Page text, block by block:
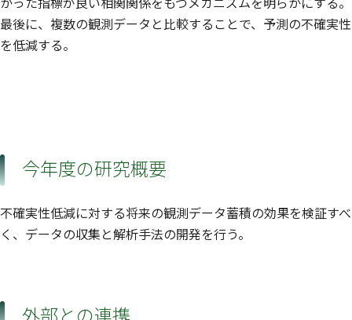
最後に、複数の観測データと比較することで、予測の不確実性
を低減する。
今年度の研究概要
不確実性低減に対する将来の観測データ蓄積の効果を検証すべ
く、データの収集と解析手法の開発を行う。
外部との連携